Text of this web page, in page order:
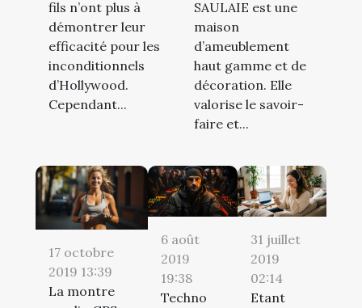
fils n’ont plus à
démontrer leur
efficacité pour les
inconditionnels
d’Hollywood.
Cependant...
SAULAIE est une
maison
d’ameublement
haut gamme et de
décoration. Elle
valorise le savoir-
faire et...
17 octobre
2019 13:39
La montre
6 août
2019
19:38
Techno
31 juillet
2019
02:14
Etant